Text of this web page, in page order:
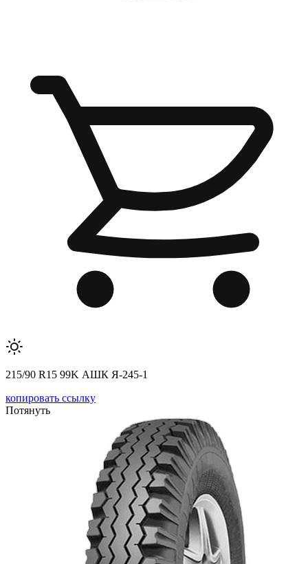
215/90 R15 99K АШК Я-245-1
копировать ссылку
Потянуть